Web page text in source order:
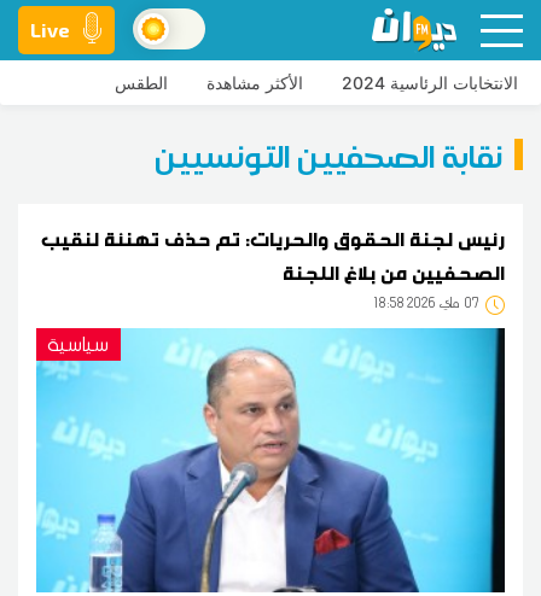
Live
الانتخابات الرئاسية 2024 الأكثر مشاهدة الطقس
نقابة الصحفيين التونسيين
رئيس لجنة الحقوق والحريات: تم حذف تهنئة لنقيب
الصحفيين من بلاغ اللجنة
07 18:58 2026 ماي
سياسية